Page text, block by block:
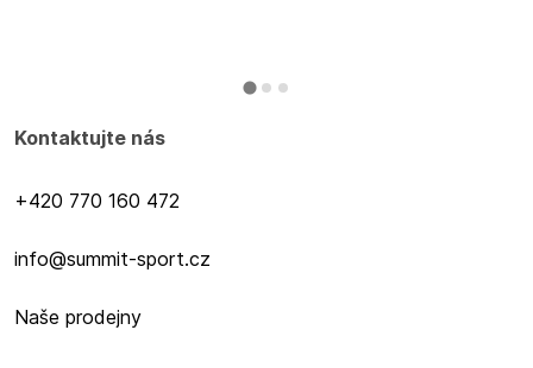
Kontaktujte nás
+420 770 160 472
info@summit-sport.cz
Naše prodejny